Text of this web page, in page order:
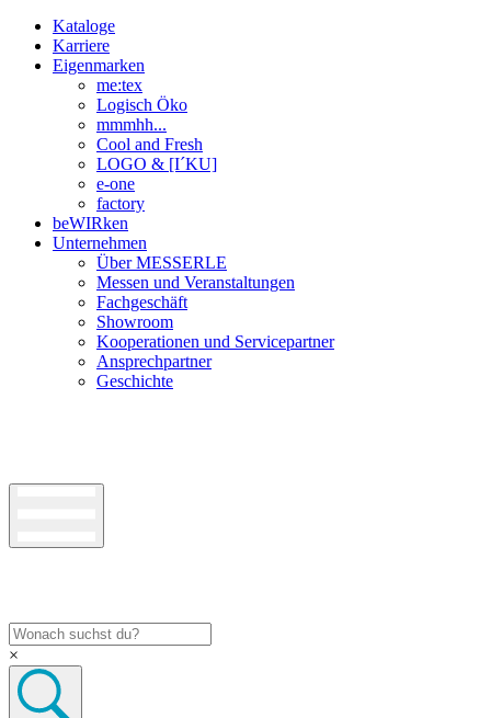
Kataloge
Karriere
Eigenmarken
me:tex
Logisch Öko
mmmhh...
Cool and Fresh
LOGO & [I´KU]
e-one
factory
beWIRken
Unternehmen
Über MESSERLE
Messen und Veranstaltungen
Fachgeschäft
Showroom
Kooperationen und Servicepartner
Ansprechpartner
Geschichte
×